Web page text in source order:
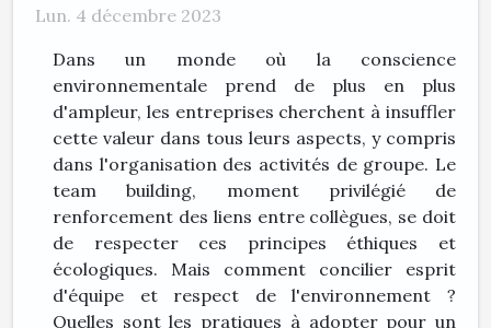
Lun. 4 décembre 2023
Dans un monde où la conscience
environnementale prend de plus en plus
d'ampleur, les entreprises cherchent à insuffler
cette valeur dans tous leurs aspects, y compris
dans l'organisation des activités de groupe. Le
team building, moment privilégié de
renforcement des liens entre collègues, se doit
de respecter ces principes éthiques et
écologiques. Mais comment concilier esprit
d'équipe et respect de l'environnement ?
Quelles sont les pratiques à adopter pour un